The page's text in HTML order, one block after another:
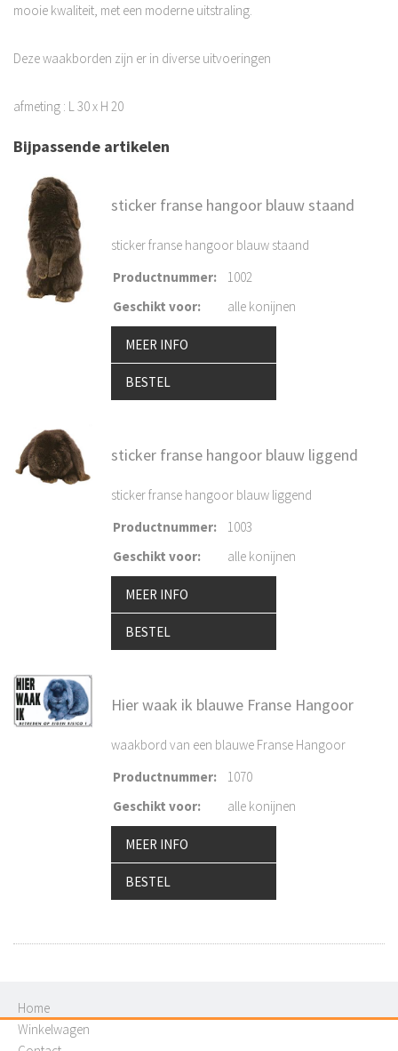
mooie kwaliteit, met een moderne uitstraling.
Deze waakborden zijn er in diverse uitvoeringen
afmeting : L 30 x H 20
Bijpassende artikelen
sticker franse hangoor blauw staand
sticker franse hangoor blauw staand
Productnummer:
1002
Geschikt voor: alle konijnen
MEER INFO
BESTEL
sticker franse hangoor blauw liggend
sticker franse hangoor blauw liggend
Productnummer:
1003
Geschikt voor: alle konijnen
MEER INFO
BESTEL
Hier waak ik blauwe Franse Hangoor
waakbord van een blauwe Franse Hangoor
Productnummer:
1070
Geschikt voor: alle konijnen
MEER INFO
BESTEL
Home
Winkelwagen